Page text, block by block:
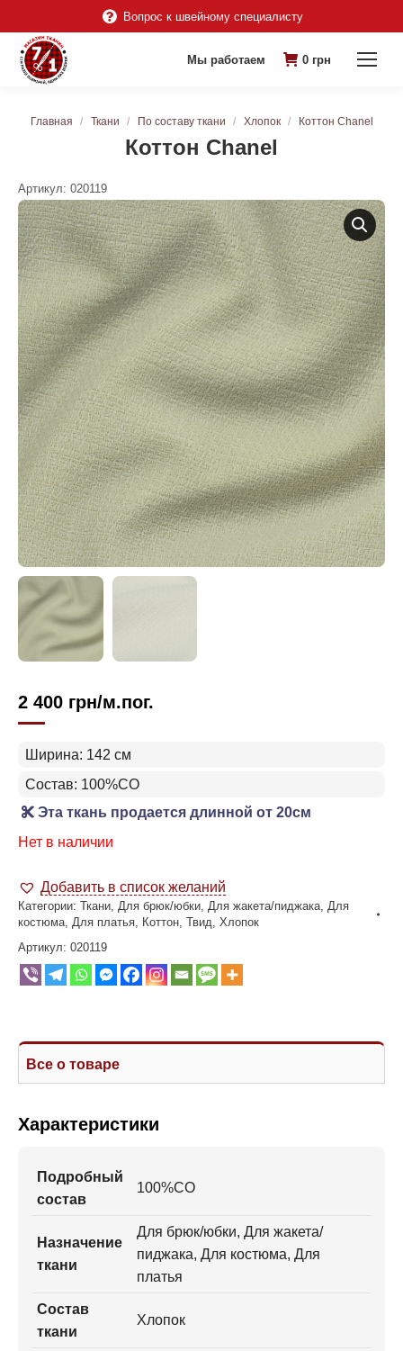
Вопрос к швейному специалисту
Мы работаем 0 грн
Коттон Chanel
Вы здесь:
Главная Ткани По составу ткани Хлопок Коттон Chanel
Артикул: 020119
2 400 грн/м.пог.
Ширина: 142 см
Состав: 100%CO
Эта ткань продается длинной от 20см
Нет в наличии
Добавить в список желаний
Категории: Ткани Для брюк/юбки Для жакета/пиджака Для
костюма Для платья Коттон Твид Хлопок
Артикул: 020119
Все о товаре
Характеристики
Подробный
состав
100%CO
Назначение
ткани
Для брюк/юбки, Для жакета/
пиджака, Для костюма, Для
платья
Состав
ткани
Хлопок